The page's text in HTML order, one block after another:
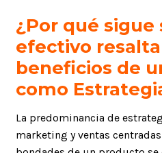
¿Por qué sigue
efectivo
beneficios de
como
La predominancia de
marketing y ventas